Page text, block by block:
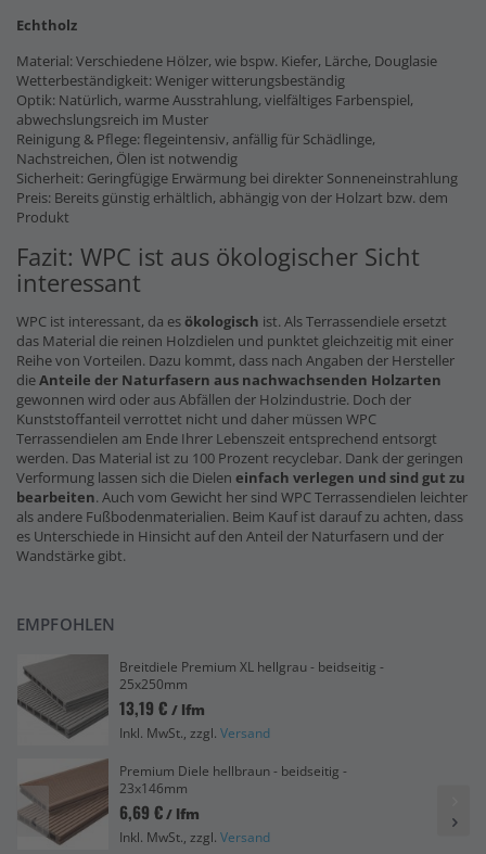
Echtholz
Material: Verschiedene Hölzer, wie bspw. Kiefer, Lärche, Douglasie
Wetterbeständigkeit: Weniger witterungsbeständig
Optik: Natürlich, warme Ausstrahlung, vielfältiges Farbenspiel,
abwechslungsreich im Muster
Reinigung & Pflege: flegeintensiv, anfällig für Schädlinge,
Nachstreichen, Ölen ist notwendig
Sicherheit: Geringfügige Erwärmung bei direkter Sonneneinstrahlung
Preis: Bereits günstig erhältlich, abhängig von der Holzart bzw. dem
Produkt
Fazit: WPC ist aus ökologischer Sicht
interessant
WPC ist interessant, da esökologisch ist. Als Terrassendiele ersetzt
das Material die reinen Holzdielen und punktet gleichzeitig mit einer
Reihe von Vorteilen. Dazu kommt, dass nach Angaben der Hersteller
dieAnteile der Naturfasern aus nachwachsenden Holzarten
gewonnen wird oder aus Abfällen der Holzindustrie. Doch der
Kunststoffanteil verrottet nicht und daher müssen WPC
Terrassendielen am Ende Ihrer Lebenszeit entsprechend entsorgt
werden. Das Material ist zu 100 Prozent recyclebar. Dank der geringen
Verformung lassen sich die Dielen einfach verlegen und sind gut zu
bearbeiten. Auch vom Gewicht her sind WPC Terrassendielen leichter
als andere Fußbodenmaterialien. Beim Kauf ist darauf zu achten, dass
es Unterschiede in Hinsicht auf den Anteil der Naturfasern und der
Wandstärke gibt.
EMPFOHLEN
Breitdiele Premium XL hellgrau - beidseitig -
25x250mm
13,19 € / lfm
Inkl. MwSt., zzgl. Versand
Premium Diele hellbraun - beidseitig -
23x146mm
6,69 €/ lfm
Inkl. MwSt., zzgl. Versand